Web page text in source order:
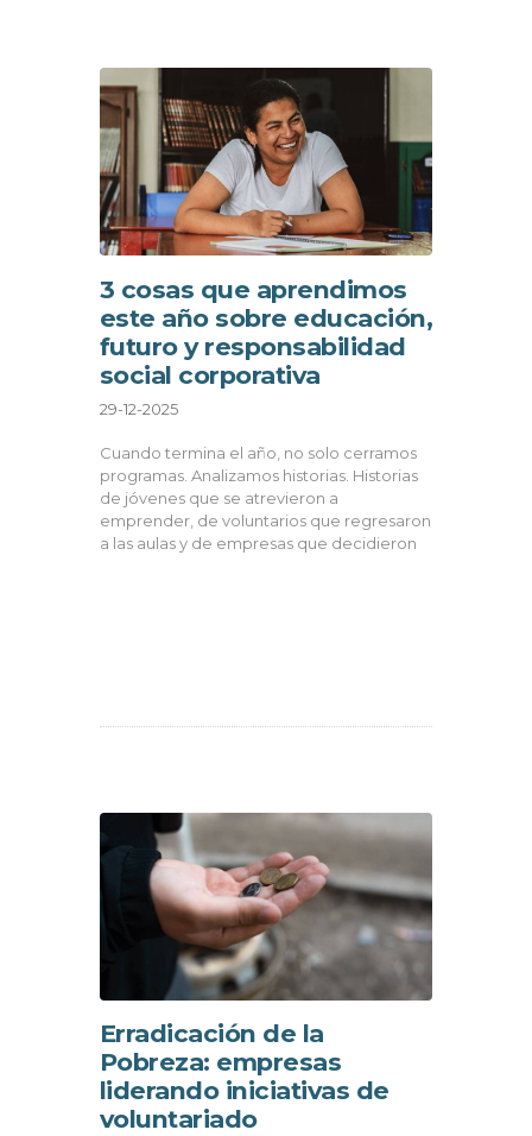
3 cosas que aprendimos
este año sobre educación,
futuro y responsabilidad
social corporativa
29-12-2025
Cuando termina el año, no solo cerramos
programas. Analizamos historias. Historias
de jóvenes que se atrevieron a
emprender, de voluntarios que regresaron
a las aulas y de empresas que decidieron
Erradicación de la
Pobreza: empresas
liderando iniciativas de
voluntariado